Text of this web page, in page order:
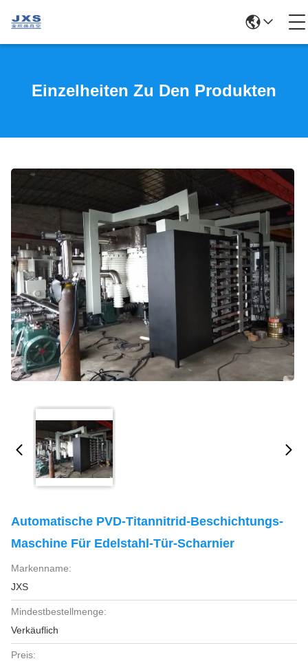
Einzelheiten Zu Den Produkten
Automatische PVD-Titannitrid-Beschichtungs-
Maschine Für Edelstahl-Tür-Scharnier
Markenname:
JXS
Mindestbestellmenge:
Verkäuflich
Preis: